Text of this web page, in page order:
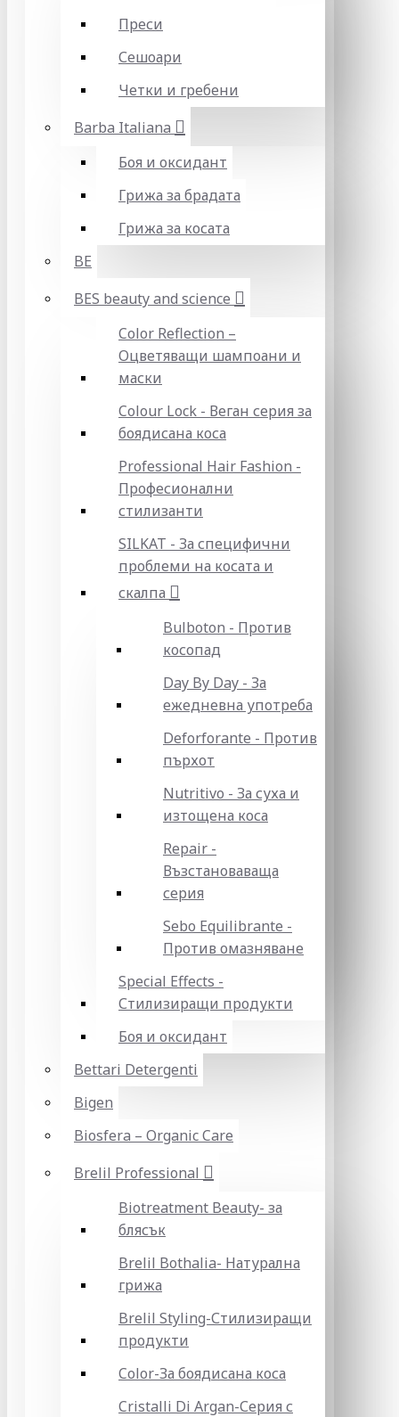
Преси
Сешоари
Четки и гребени
Barba Italiana
Боя и оксидант
Грижа за брадата
Грижа за косата
BE
BES beauty and science
Color Reflection –
Оцветяващи шампоани и
маски
Colour Lock - Веган серия за
боядисана коса
Professional Hair Fashion -
Професионални
стилизанти
SILKAT - За специфични
проблеми на косата и
скалпа
Bulboton - Против
косопад
Day By Day - За
ежедневна употреба
Deforforante - Против
пърхот
Nutritivo - За суха и
изтощена коса
Repair -
Възстановаваща
серия
Sebo Equilibrante -
Против омазняване
Special Effects -
Стилизиращи продукти
Боя и оксидант
Bettari Detergenti
Bigen
Biosfera – Organic Care
Brelil Professional
Biotreatment Beauty- за
блясък
Brelil Bothalia- Натурална
грижа
Brelil Styling-Стилизиращи
продукти
Color-За боядисана коса
Cristalli Di Argan-Серия с